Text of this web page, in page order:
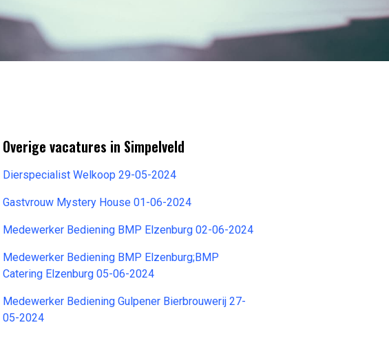
Overige vacatures in Simpelveld
Dierspecialist Welkoop 29-05-2024
Gastvrouw Mystery House 01-06-2024
Medewerker Bediening BMP Elzenburg 02-06-2024
Medewerker Bediening BMP Elzenburg;BMP
Catering Elzenburg 05-06-2024
Medewerker Bediening Gulpener Bierbrouwerij 27-
05-2024